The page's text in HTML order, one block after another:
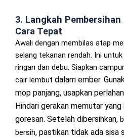
3. Langkah
Cara Tepat
Awali dengan membilas atap
selang tekanan rendah. Ini
ringan dan debu. Siapkan
cair lembut dalam ember.
mop panjang, usapkan
Hindari gerakan memutar
goresan. Setelah dibersihkan,
bersih, pastikan tidak ada sisa